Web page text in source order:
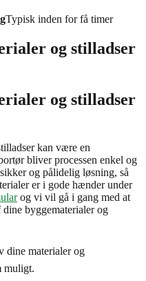
Typisk inden for få timer
og stilladser
og stilladser
kan være en
bliver processen enkel og
og pålidelig løsning, så
er i gode hænder under
og vi vil gå i gang med at
byggematerialer og
dine materialer og
muligt.